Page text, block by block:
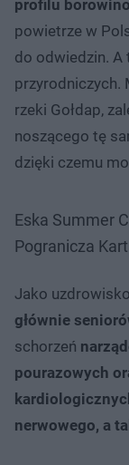
profilu
powietrze w
do odwiedzin.
przyrodniczych.
rzeki Gołdap,
noszącego tę
dzięki czemu
Eska Summer
Pogranicza
Jako
głównie
schorzeń
pourazowych
nerwowego, a